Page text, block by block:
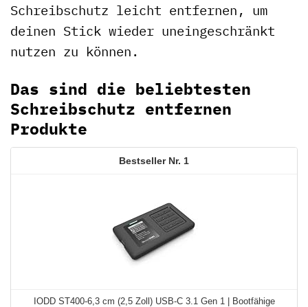
Schreibschutz leicht entfernen, um
deinen Stick wieder uneingeschränkt
nutzen zu können.
Das sind die beliebtesten
Schreibschutz entfernen
Produkte
1
IODD ST400-6,3 cm (2,5 Zoll) USB-C 3.1 Gen 1 | Bootfähige